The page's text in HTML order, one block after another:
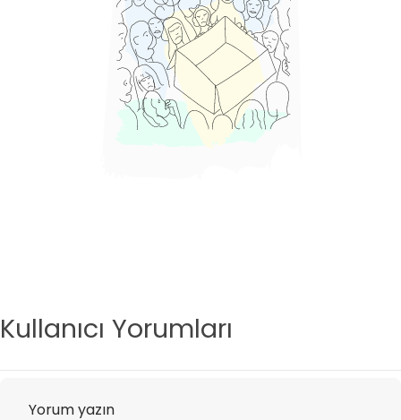
Kullanıcı Yorumları
Yorum yazın